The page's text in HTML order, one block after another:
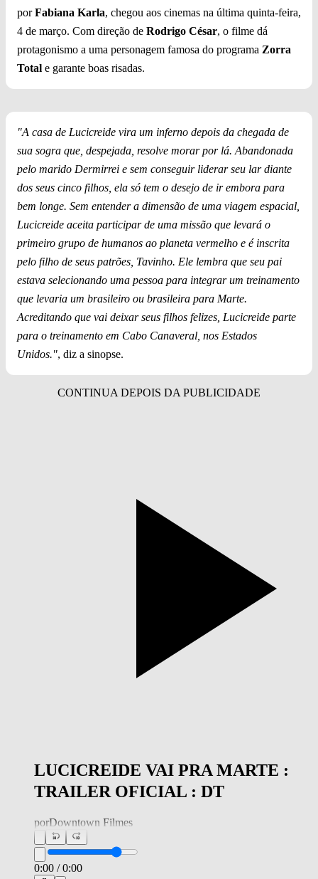
porFabiana Karla, chegou aos cinemas na última quinta-feira,
4 de março. Com direção de Rodrigo César, o filme dá
protagonismo a uma personagem famosa do programa Zorra
Total e garante boas risadas.
"A casa de Lucicreide vira um inferno depois da chegada de
sua sogra que, despejada, resolve morar por lá. Abandonada
pelo marido Dermirrei e sem conseguir liderar seu lar diante
dos seus cinco filhos, ela só tem o desejo de ir embora para
bem longe. Sem entender a dimensão de uma viagem espacial,
Lucicreide aceita participar de uma missão que levará o
primeiro grupo de humanos ao planeta vermelho e é inscrita
pelo filho de seus patrões, Tavinho. Ele lembra que seu pai
estava selecionando uma pessoa para integrar um treinamento
que levaria um brasileiro ou brasileira para Marte.
Acreditando que vai deixar seus filhos felizes, Lucicreide parte
para o treinamento em Cabo Canaveral, nos Estados
Unidos.", diz a sinopse.
LUCICREIDE VAI PRA MARTE :
TRAILER OFICIAL : DT
porDowntown Filmes
0:00 /0:00